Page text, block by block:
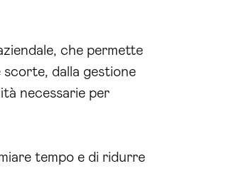
che permette
dalla gestione
necessarie per
tempo e di ridurre